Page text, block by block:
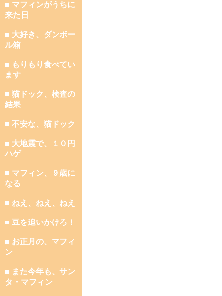
■ マフィンがうちに
来た日
■ 大好き、ダンボー
ル箱
■ もりもり食べてい
ます
■ 猫ドック、検査の
結果
■ 不安な、猫ドック
■ 大地震で、１０円
ハゲ
■ マフィン、９歳に
なる
■ ねえ、ねえ、ねえ
■ 豆を追いかけろ！
■ お正月の、マフィ
ン
■ また今年も、サン
タ・マフィン